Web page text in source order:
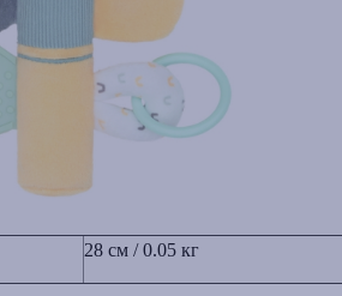
28 см / 0.05 кг